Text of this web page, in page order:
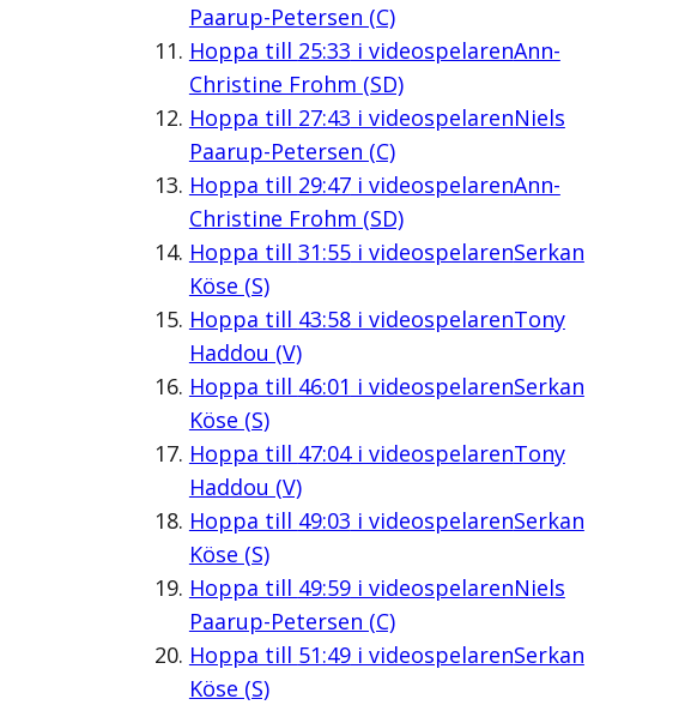
Paarup-Petersen (C)
Hoppa till 25:33 i videospelarenAnn-
Christine Frohm (SD)
Hoppa till 27:43 i videospelarenNiels
Paarup-Petersen (C)
Hoppa till 29:47i videospelarenAnn-
Christine Frohm (SD)
Hoppa till 31:55i videospelarenSerkan
Köse (S)
Hoppa till 43:58i videospelarenTony
Haddou (V)
Hoppa till 46:01 i videospelarenSerkan
Köse (S)
Hoppa till 47:04i videospelarenTony
Haddou (V)
Hoppa till 49:03 i videospelarenSerkan
Köse (S)
Hoppa till 49:59i videospelarenNiels
Paarup-Petersen (C)
Hoppa till 51:49i videospelarenSerkan
Köse (S)